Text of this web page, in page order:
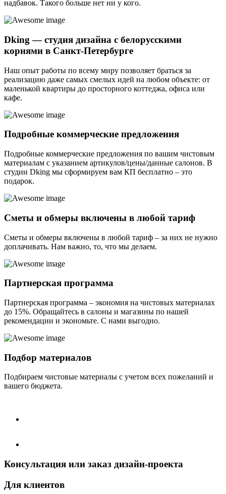
надбавок. Такого больше нет ни у кого.
Dking — студия дизайна с белорусскими
корнями в Санкт-Петербурге
Наш опыт работы по всему миру позволяет браться за
реализацию даже самых смелых идей на любом объекте: от
маленькой квартиры до просторного коттеджа, офиса или
кафе.
Подробные коммерческие предложения
Подробные коммерческие предложения по вашим чистовым
материалам с указанием артикулов/цены/данные салонов. В
студии Dking мы сформируем вам КП бесплатно – это
подарок.
Сметы и обмеры включены в любой тариф
Сметы и обмеры включены в любой тариф – за них не нужно
доплачивать. Нам важно, то, что мы делаем.
Партнерская программа
Партнерская программа – экономия на чистовых материалах
до 15%. Обращайтесь в салоны и магазины по нашей
рекомендации и экономьте. С нами выгодно.
Подбор материалов
Подбираем чистовые материалы с учетом всех пожеланий и
вашего бюджета.
Консультация или заказ дизайн-проекта
Для клиентов